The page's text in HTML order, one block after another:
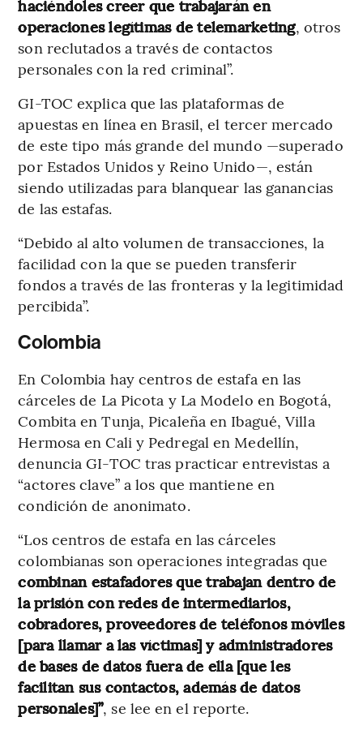
haciéndoles creer que trabajarán en
operaciones legítimas de telemarketing, otros
son reclutados a través de contactos
personales con la red criminal”.
GI-TOC explica que las plataformas de
apuestas en línea en Brasil, el tercer mercado
de este tipo más grande del mundo —superado
por Estados Unidos y Reino Unido—, están
siendo utilizadas para blanquear las ganancias
de las estafas.
“Debido al alto volumen de transacciones, la
facilidad con la que se pueden transferir
fondos a través de las fronteras y la legitimidad
percibida”.
Colombia
En Colombia hay centros de estafa en las
cárceles de La Picota y La Modelo en Bogotá,
Combita en Tunja, Picaleña en Ibagué, Villa
Hermosa en Cali y Pedregal en Medellín,
denuncia GI-TOC tras practicar entrevistas a
“actores clave” a los que mantiene en
condición de anonimato.
“Los centros de estafa en las cárceles
colombianas son operaciones integradas que
combinan estafadores que trabajan dentro de
la prisión con redes de intermediarios,
cobradores, proveedores de teléfonos móviles
[para llamar a las víctimas] y administradores
de bases de datos fuera de ella [que les
facilitan sus contactos, además de datos
personales]”, se lee en el reporte.